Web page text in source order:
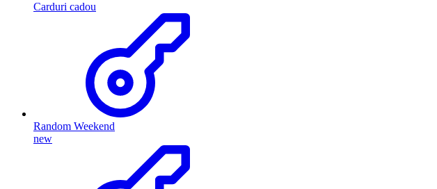
Carduri cadou
Random Weekend
new